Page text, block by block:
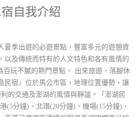
宿自我介紹
夏季出遊的必遊景點，豐富多元的遊憩資
以及傳統而特有的人文特色和各有風情的
百玩不膩的熱門景點。 出來旅遊，落腳休
民宿』位於馬公市區，地理位置優勢，讓
利的交通及澎湖的風情與靜謐。「澎湖民
(5分鐘)、北環(20分鐘)、機場(15分鐘)，